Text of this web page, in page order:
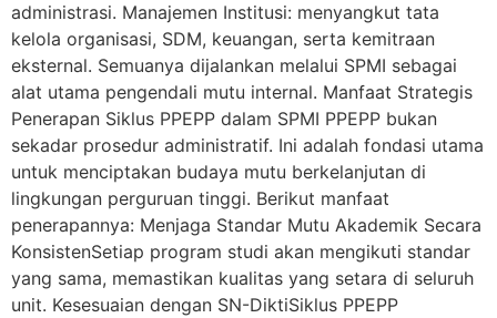
administrasi. Manajemen Institusi: menyangkut tata
kelola organisasi, SDM, keuangan, serta kemitraan
eksternal. Semuanya dijalankan melalui SPMI sebagai
alat utama pengendali mutu internal. Manfaat Strategis
Penerapan Siklus PPEPP dalam SPMI PPEPP bukan
sekadar prosedur administratif. Ini adalah fondasi utama
untuk menciptakan budaya mutu berkelanjutan di
lingkungan perguruan tinggi. Berikut manfaat
penerapannya: Menjaga Standar Mutu Akademik Secara
KonsistenSetiap program studi akan mengikuti standar
yang sama, memastikan kualitas yang setara di seluruh
unit. Kesesuaian dengan SN-DiktiSiklus PPEPP